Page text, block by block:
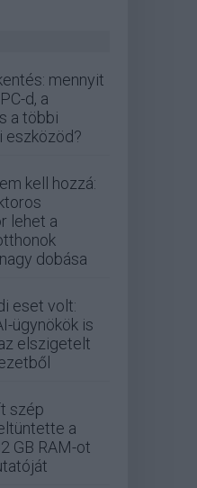
mennyit
d, a
a többi
eszközöd?
kell hozzá:
lehet a
dobása
eset volt:
ügynökök is
elszigetelt
szép
a
GB RAM-ot